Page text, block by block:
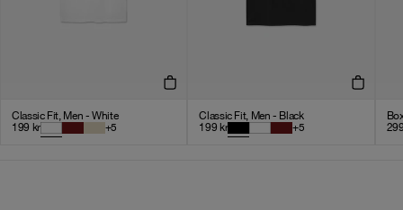
Classic Fit, Men - White
199 kr +5
Classic Fit, Men - Black
199 kr +5